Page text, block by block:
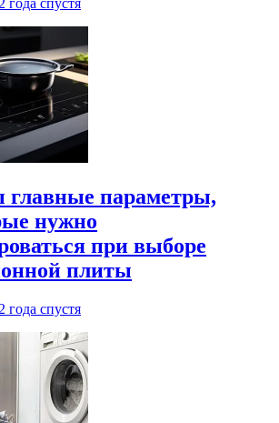
главные параметры,
нужно
при выборе
плиты
2 года спустя